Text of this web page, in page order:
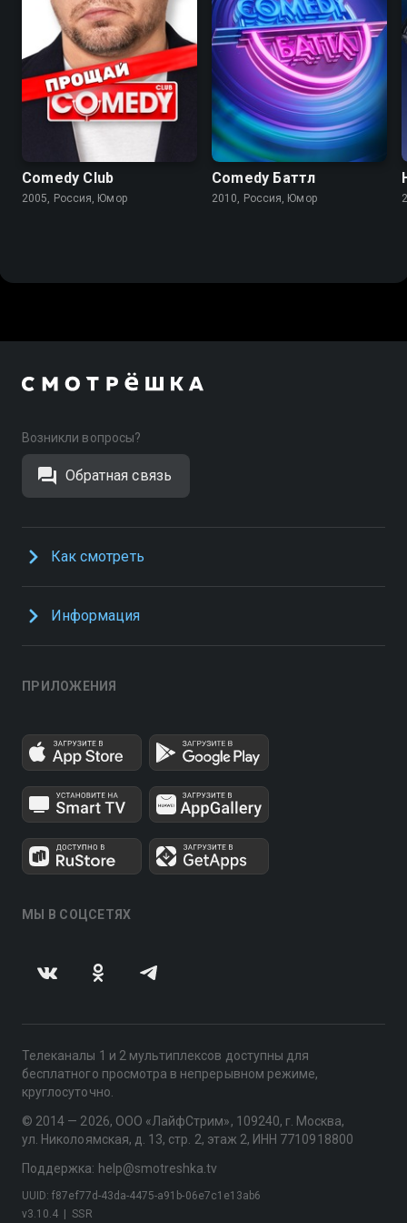
Comedy Club
2005, Россия, Юмор
Comedy Баттл
2010, Россия, Юмор
Возникли вопросы?
Обратная связь
Как смотреть
Информация
ПРИЛОЖЕНИЯ
МЫ В СОЦСЕТЯХ
Телеканалы 1 и 2 мультиплексов доступны для
бесплатного просмотра в непрерывном режиме,
круглосуточно.
© 2014 — 2026, ООО «ЛайфСтрим», 109240, г. Москва,
ул. Николоямская, д. 13, стр. 2, этаж 2, ИНН 7710918800
Поддержка: help@smotreshka.tv
v3.10.4 SSR
UUID: f87ef77d-43da-4475-a91b-06e7c1e13ab6